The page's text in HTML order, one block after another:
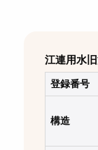
江連用水
登録番号
構造